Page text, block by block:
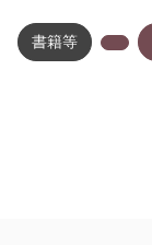
書籍等